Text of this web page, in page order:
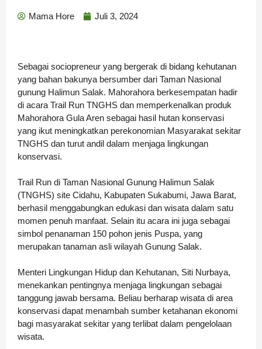
Mama Hore Juli 3, 2024
Sebagai sociopreneur yang bergerak di bidang kehutanan
yang bahan bakunya bersumber dari Taman Nasional
gunung Halimun Salak. Mahorahora berkesempatan hadir
di acara Trail Run TNGHS dan memperkenalkan produk
Mahorahora Gula Aren sebagai hasil hutan konservasi
yang ikut meningkatkan perekonomian Masyarakat sekitar
TNGHS dan turut andil dalam menjaga lingkungan
konservasi.
Trail Run di Taman Nasional Gunung Halimun Salak
(TNGHS) site Cidahu, Kabupaten Sukabumi, Jawa Barat,
berhasil menggabungkan edukasi dan wisata dalam satu
momen penuh manfaat. Selain itu acara ini juga sebagai
simbol penanaman 150 pohon jenis Puspa, yang
merupakan tanaman asli wilayah Gunung Salak.
Menteri Lingkungan Hidup dan Kehutanan, Siti Nurbaya,
menekankan pentingnya menjaga lingkungan sebagai
tanggung jawab bersama. Beliau berharap wisata di area
konservasi dapat menambah sumber ketahanan ekonomi
bagi masyarakat sekitar yang terlibat dalam pengelolaan
wisata.